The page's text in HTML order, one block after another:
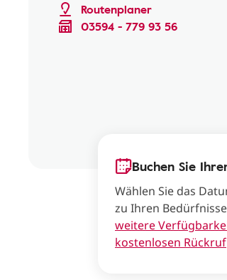
Routenplaner
03594 - 779 93 56
Buchen Sie
Wählen Sie das
zu Ihren
weitere
kostenlosen Rückruf